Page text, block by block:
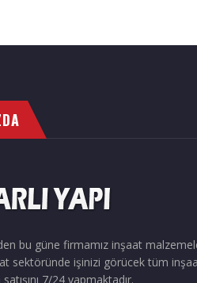
bu güne firmamız inşaat
sektöründe işinizi görücek tüm
7/24 yapmaktadır.